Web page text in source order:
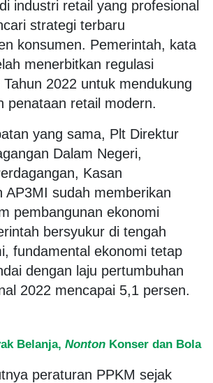
industri retail yang profesional
strategi terbaru
konsumen. Pemerintah, kata
menerbitkan regulasi
2022 untuk mendukung
penataan retail modern.
yang sama, Plt Direktur
Dalam Negeri,
Kasan
AP3MI sudah memberikan
pembangunan ekonomi
bersyukur di tengah
fundamental ekonomi tetap
dengan laju pertumbuhan
2022 mencapai 5,1 persen.
Belanja, Nonton Konser dan Bola
peraturan PPKM sejak